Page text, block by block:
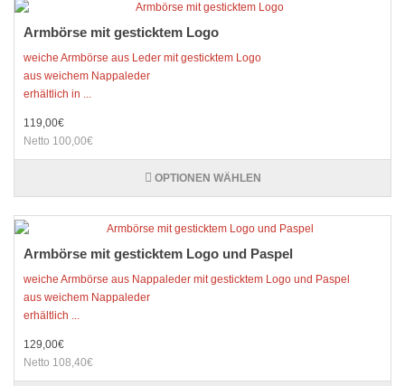
Armbörse mit gesticktem Logo
weiche Armbörse aus Leder mit gesticktem Logo
aus weichem Nappaleder
erhältlich in ...
119,00€
Netto 100,00€
OPTIONEN WÄHLEN
Armbörse mit gesticktem Logo und Paspel
weiche Armbörse aus Nappaleder mit gesticktem Logo und Paspel
aus weichem Nappaleder
erhältlich ...
129,00€
Netto 108,40€